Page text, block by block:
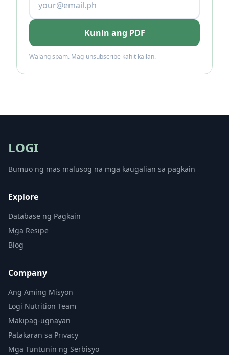
Kunin ang PDF
Walang spam. Mag-unsubscribe kahit kailan.
LOGI
Bumuo ng mas malusog na mga kaugalian sa pagkain
Explore
Database ng Pagkain
Mga Resipe
Blog
Company
Ang Aming Misyon
Logi Nutrition Team
Makipag-ugnayan
Patakaran sa Privacy
Mga Tuntunin ng Serbisyo